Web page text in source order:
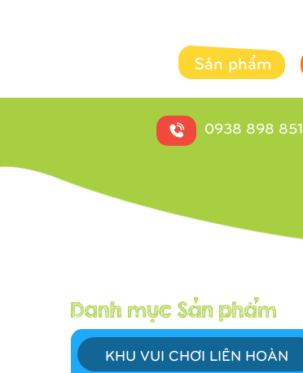
Sản phẩm
0938 898 851
KHU VUI CHƠI LIÊN HOÀN